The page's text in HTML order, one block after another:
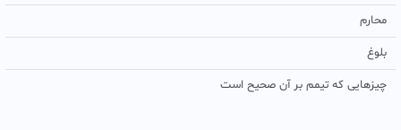
محارم
بلوغ
چیزهایی که تیمم بر آن صحیح است